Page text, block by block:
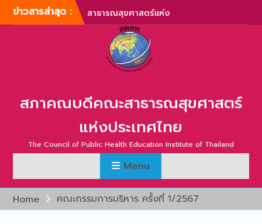
Skip
to
ข่าวสารล่าสุด :
การประชุมสามัญประจำปี
สภาคณบดีคณะสาธารณสุข
ศาสตร์แห่งประเทศไทย ครั้ง
ที่ 1/2567
ภาพบรรยากาศการประชุม
สามัญประจำปี สภาคณบดี
ประเทศไทย ครั้งที่ 1/2566
สภาคณบดีคณะสาธารณสุข
ศาสตร์แห่งประเทศไทย ครั้ง
ที่ 2/2565
การประชุมสามัญ สภา
คณบดีคณะสาธารณสุข
ศาสตร์แห่งประเทศไทย ครั้ง
ที่ 2/2567
สภาคณบดีคณะสาธารณสุขศาสตร์
แห่งประเทศไทย
The Council of Public Health Education Institute of Thailand
Menu
Home คณะกรรมการบริหาร ครั้งที่ 1/2567